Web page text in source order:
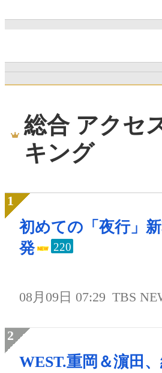
総合 アクセ
キング
初めての「夜行」
発
220
08月09日 07:29 TBS
WEST.重岡＆濵田